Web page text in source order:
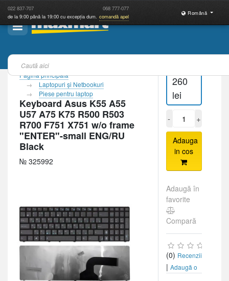
022 837-707 068 777-077
de la 9:00 până la 19:00 cu excepția dum. comandă apel
Română
Pagina principală
Laptopuri şi Netbookuri
Piese pentru laptop
Keyboard Asus K55 A55
U57 A75 K75 R500 R503
R700 F751 X751 w/o frame
"ENTER"-small ENG/RU
Black
№ 325992
260
lei
- +
Adauga
in cos
Adaugă în
favorite
Compară
(0) Recenzii
| Adaugă o